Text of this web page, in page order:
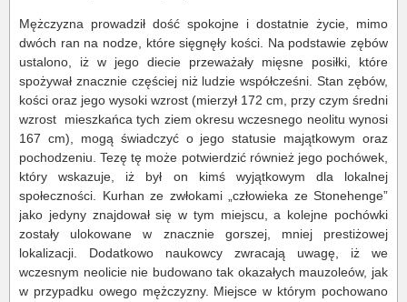
Mężczyzna prowadził dość spokojne i dostatnie życie, mimo
dwóch ran na nodze, które sięgnęły kości. Na podstawie zębów
ustalono, iż w jego diecie przeważały mięsne posiłki, które
spożywał znacznie częściej niż ludzie współcześni. Stan zębów,
kości oraz jego wysoki wzrost (mierzył 172 cm, przy czym średni
wzrost mieszkańca tych ziem okresu wczesnego neolitu wynosi
167 cm), mogą świadczyć o jego statusie majątkowym oraz
pochodzeniu. Tezę tę może potwierdzić również jego pochówek,
który wskazuje, iż był on kimś wyjątkowym dla lokalnej
społeczności. Kurhan ze zwłokami „człowieka ze Stonehenge”
jako jedyny znajdował się w tym miejscu, a kolejne pochówki
zostały ulokowane w znacznie gorszej, mniej prestiżowej
lokalizacji. Dodatkowo naukowcy zwracają uwagę, iż we
wczesnym neolicie nie budowano tak okazałych mauzoleów, jak
w przypadku owego mężczyzny. Miejsce w którym pochowano